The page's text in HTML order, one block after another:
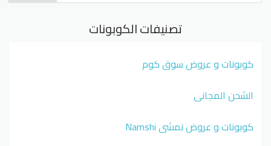
تصنيفات الكوبونات
كوبونات و عروض سوق كوم
الشحن المجاني
كوبونات و عروض نمشي Namshi